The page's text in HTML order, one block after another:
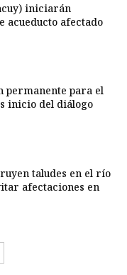
iniciarán
acueducto afectado
permanente para el
inicio del diálogo
taludes en el río
afectaciones en